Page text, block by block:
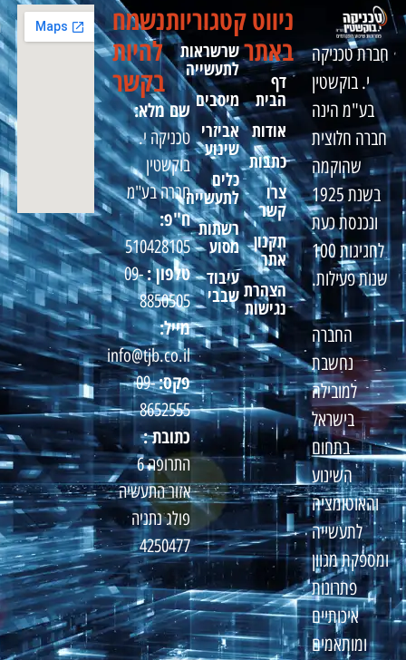
חברת טכניקה
י. בוקשטין
בע"מ הינה
חברה חלוצית
שהוקמה
בשנת 1925
ונכנסת כעת
לחגיגות 100
שנות פעילות.
החברה
נחשבת
למובילה
בישראל
בתחום
השינוע
והאוטומציה
לתעשייה
ומספקת מגוון
פתרונות
איכותיים
ומותאמים
ניווט
באתר
דף
הבית
אודות
כתבות
צרו
קשר
תקנון
אתר
הצהרת
נגישות
קטגוריות
שרשראות
לתעשייה
מיסבים
אביזרי
שינוע
כלים
לתעשייה
רשתות
מסוע
עיבוד
שבבי
נשמח
להיות
בקשר
שם מלא:
טכניקה י.
בוקשטין
חברה בע"מ
ח"פ:
510428105
טלפון :09-
8850505
מייל:
info@tjb.co.il
פקס:09-
8652555
כתובת :
התרופה 6
אזור התעשיה
פולג נתניה
4250477